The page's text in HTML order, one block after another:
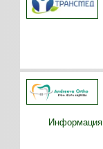
Информация